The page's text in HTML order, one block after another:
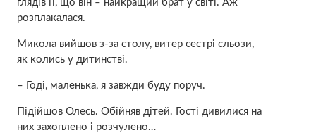
глядів її, що він – найкращий брат у світі. Аж
розплакалася.
Микола вийшов з-за столу, витер сестрі сльози,
як колись у дитинстві.
– Годі, маленька, я завжди буду поруч.
Підійшов Олесь. Обійняв дітей. Гості дивилися на
них захoплено і розчyлено…